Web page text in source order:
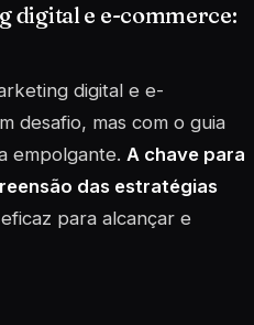
digital e e-commerce:
digital e e-
desafio, mas com o guia
empolgante. A chave para
das estratégias
para alcançar e